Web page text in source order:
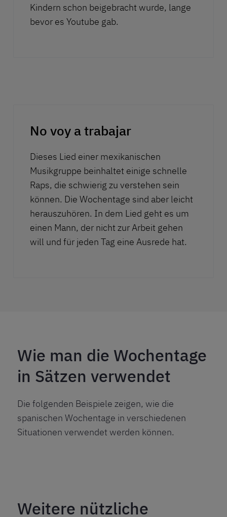
Kindern schon beigebracht wurde, lange
bevor es Youtube gab.
No voy a trabajar
Dieses Lied einer mexikanischen
Musikgruppe beinhaltet einige schnelle
Raps, die schwierig zu verstehen sein
können. Die Wochentage sind aber leicht
herauszuhören. In dem Lied geht es um
einen Mann, der nicht zur Arbeit gehen
will und für jeden Tag eine Ausrede hat.
Wie man die Wochentage
in Sätzen verwendet
Die folgenden Beispiele zeigen, wie die
spanischen Wochentage in verschiedenen
Situationen verwendet werden können.
Weitere nützliche